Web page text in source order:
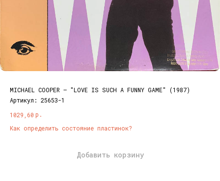
MICHAEL COOPER ‎– "LOVE IS SUCH A FUNNY GAME" (1987)
Артикул: 25653-1
1029,60 р.
Как определить состояние пластинок?
Добавить корзину